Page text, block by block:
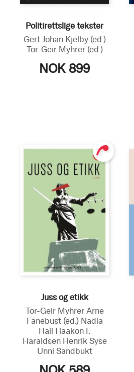
Politirettslige tekster
Gert Johan Kjelby (ed.)
Tor-Geir Myhrer (ed.)
NOK 899
Juss og etikk
Tor-Geir Myhrer Arne
Fanebust (ed.) Nadia
Hall Haakon I.
Haraldsen Henrik Syse
Unni Sandbukt